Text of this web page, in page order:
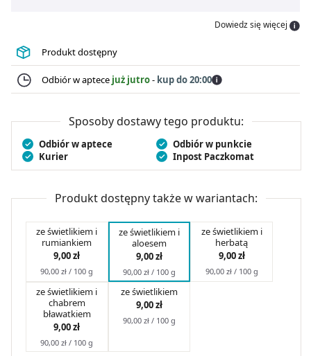
Flos-Lek żel ze świetlikiem i aloesem 10 g
opuchlizna i cienie. Lekka formuła szybko się wchłania,
nie pozostawiając tłustej warstwy. Produkt sprawdzi się
zarówno przy codziennej pielęgnacji, jak i po długim
dniu przed komputerem. Szczególnie polecany osobom
kojący do skóry wrażliwej,redukcja opuchlizny
gwarancja widocznego komfortu i świeżego wyglądu
każdego dnia.
Dowiedz się więcej
Produkt dostępny
Odbiór w aptece już jutro- kup do 20:00
Sposoby dostawy tego produktu:
Odbiór w aptece
Odbiór w punkcie
Kurier
Inpost Paczkomat
Produkt dostępny także w wariantach:
ze świetlikiem i
rumiankiem
9,00 zł
90,00 zł / 100 g
ze świetlikiem i
aloesem
9,00 zł
90,00 zł / 100 g
ze świetlikiem i
herbatą
9,00 zł
90,00 zł / 100 g
ze świetlikiem i
chabrem
bławatkiem
9,00 zł
90,00 zł / 100 g
ze świetlikiem
9,00 zł
90,00 zł / 100 g